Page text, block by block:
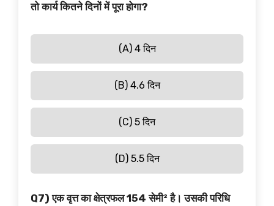
तो कार्य कितने दिनों में पूरा होगा?
(A) 4 दिन
(B) 4.6 दिन
(C) 5 दिन
(D) 5.5 दिन
Q7) एक वृत्त का क्षेत्रफल 154 सेमी² है। उसकी परिधि